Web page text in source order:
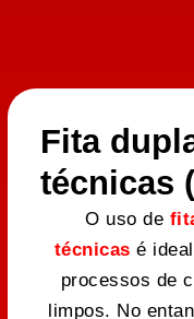
Fita
técnicas
O uso de
técnicas é
processos de
limpos. No